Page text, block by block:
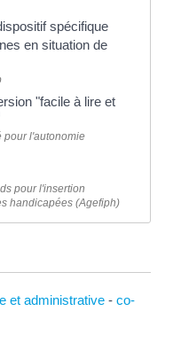
spécifique
en situation de
"facile à lire et
pour l'autonomie
pour l'insertion
handicapées (Agefiph)
et administrative- co-